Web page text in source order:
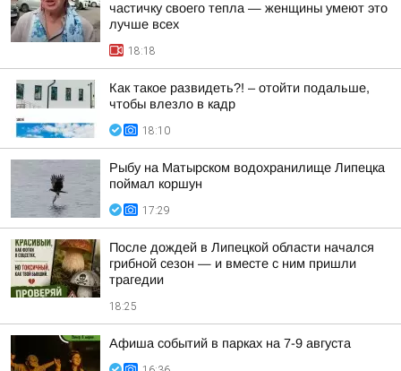
частичку своего тепла — женщины умеют это
лучше всех
18:18
Как такое развидеть?! – отойти подальше,
чтобы влезло в кадр
18:10
Рыбу на Матырском водохранилище Липецка
поймал коршун
17:29
После дождей в Липецкой области начался
грибной сезон — и вместе с ним пришли
трагедии
18:25
Афиша событий в парках на 7-9 августа